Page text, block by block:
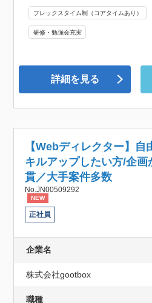
フレックスタイム制（コアタイムあり）
研修・勉強会充実
詳細を見る
【Webディレクター】
キルアップしたい方/企
貫／大手案件多数
No.JN00509292
NEW
正社員
企業名
株式会社gootbox
職種